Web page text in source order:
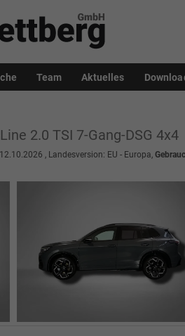
Team Aktuelles
2.0 TSI 7-Gang-DSG 4x4
12.10.2026 , Landesversion: EU - Europa,